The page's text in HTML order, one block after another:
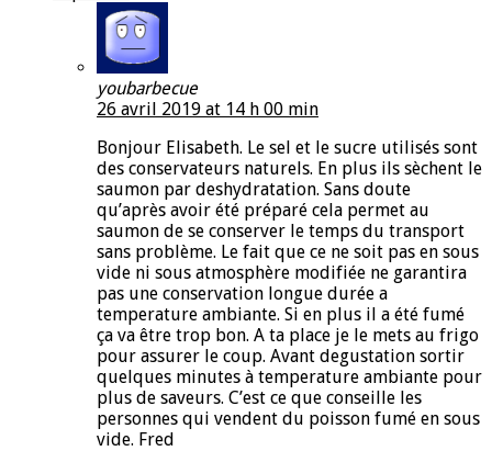
youbarbecue
26 avril 2019 at 14 h 00 min
Bonjour Elisabeth. Le sel et le sucre utilisés sont
des conservateurs naturels. En plus ils sèchent le
saumon par deshydratation. Sans doute
qu’après avoir été préparé cela permet au
saumon de se conserver le temps du transport
sans problème. Le fait que ce ne soit pas en sous
vide ni sous atmosphère modifiée ne garantira
pas une conservation longue durée a
temperature ambiante. Si en plus il a été fumé
ça va être trop bon. A ta place je le mets au frigo
pour assurer le coup. Avant degustation sortir
quelques minutes à temperature ambiante pour
plus de saveurs. C’est ce que conseille les
personnes qui vendent du poisson fumé en sous
vide. Fred